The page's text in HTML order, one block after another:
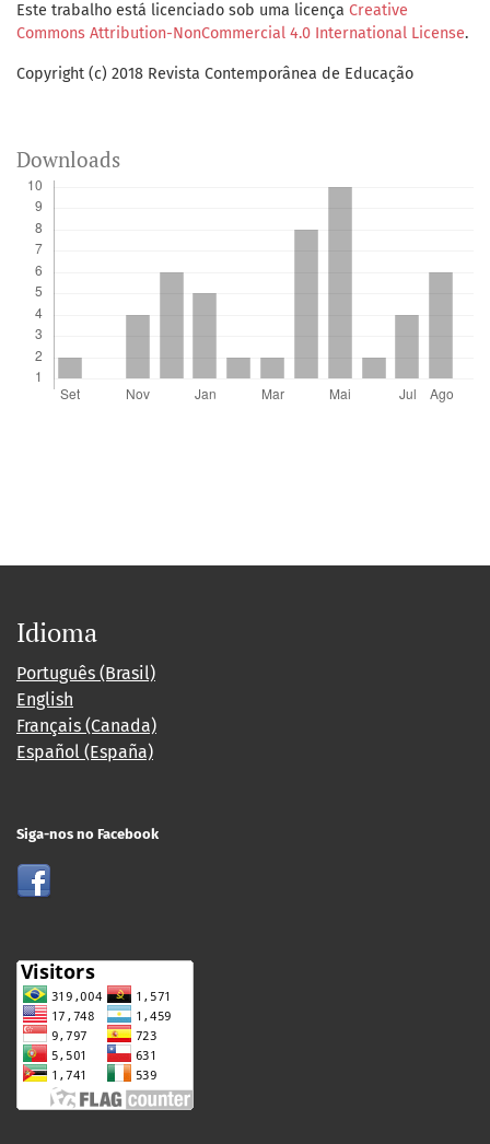
Este trabalho está licenciado sob uma licença Creative
Commons Attribution-NonCommercial 4.0 International License.
Copyright (c) 2018 Revista Contemporânea de Educação
Downloads
Idioma
Português (Brasil)
English
Français (Canada)
Español (España)
Siga-nos no Facebook